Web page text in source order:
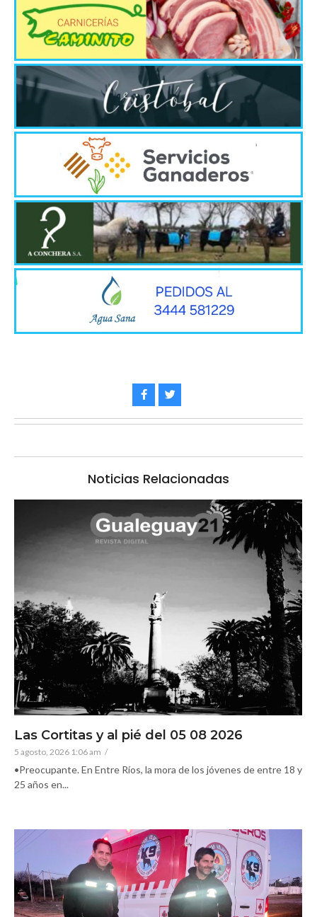
Noticias Relacionadas
Las Cortitas y al pié del 05 08 2026
5 agosto, 2026 1:06 am /
•Preocupante. En Entre Ríos, la mora de los jóvenes de entre 18 y
25 años en...